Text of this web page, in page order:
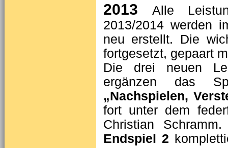
2013
Alle
2013/2014 werden
neu erstellt. Die
fortgesetzt, ge­paart
Die drei neuen
ergänzen das
„Nachspielen,
fort unter dem
Christian
Endspiel 2